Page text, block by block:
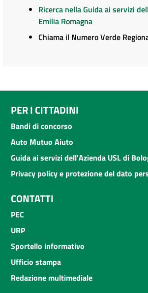
Ricerca nella Guida ai servizi
Emilia Romagna
Chiama il Numero Verde
PER I CITTADINI
Bandi di concorso
Auto Mutuo Aiuto
Guida ai servizi dell'Azienda USL di
Privacy policy e protezione del dato
CONTATTI
PEC
URP
Sportello informativo
Ufficio stampa
Redazione multimediale